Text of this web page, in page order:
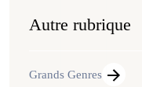
Autre rubrique
Grands Genres